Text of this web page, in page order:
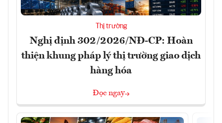
Thị trường
Nghị định 302/2026/NĐ-CP: Hoàn
thiện khung pháp lý thị trường giao dịch
hàng hóa
Đọc ngay